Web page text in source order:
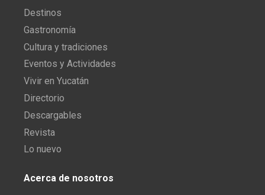
Destinos
Gastronomía
Cultura y tradiciones
Eventos y Actividades
Vivir en Yucatán
Directorio
Descargables
Revista
Lo nuevo
Acerca de nosotros